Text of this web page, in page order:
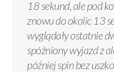
18 sekund, ale pod
znowu do okolic 13
wyglądały ostatnie
spóźniony wyjazd z
później spin bez